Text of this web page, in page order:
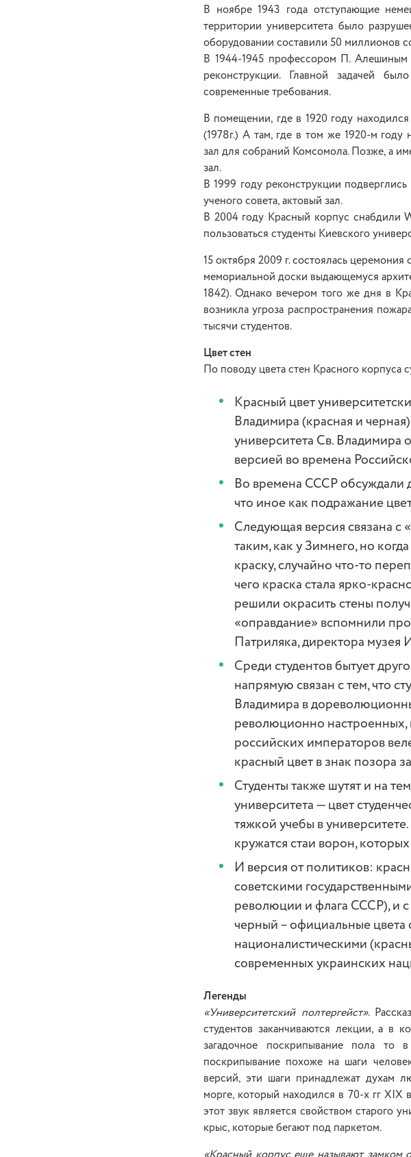
В ноябре 1943 года отступающие
территории университета было
оборудовании составили 50 миллионов
В 1944-1945 профессором П. Алешиным
реконструкции. Главной задачей
современные требования.
В помещении, где в 1920 году
(1978г.) А там, где в том же 1920-м году
зал для собраний Комсомола. Позже, а
зал.
В 1999 году реконструкции
ученого совета, актовый зал.
В 2004 году Красный корпус снабдили
пользоваться студенты Киевского
15 октября 2009 г. состоялась
мемориальной доски выдающемуся
1842). Однако вечером того же дня в
возникла угроза распространения
тысячи студентов.
Цвет стен
По поводу цвета стен Красного корпуса
Красный цвет
Владимира (красная и
университета Св. Владимира
версией во времена
Во времена СССР обсуждали
что иное как подражание
Следующая версия связана с
таким, как у Зимнего, но
краску, случайно что-то
чего краска стала ярко-
решили окрасить стены
«оправдание» вспомнили
Патриляка, директора музея
Среди студентов бытует
напрямую связан с тем, что
Владимира в
революционно настроенных,
российских императоров
красный цвет в знак позора
Студенты также шутят и на
университета — цвет
тяжкой учебы в
кружатся стаи ворон,
И версия от политиков:
советскими
революции и флага СССР), и
черный – официальные цвета
националистическими
современных украинских
Легенды
«Университетский полтергейст».
студентов заканчиваются лекции, а в
загадочное поскрипывание пола то
поскрипывание похоже на шаги
версий, эти шаги принадлежат духам
морге, который находился в 70-х гг XIX
этот звук является свойством старого
крыс, которые бегают под паркетом.